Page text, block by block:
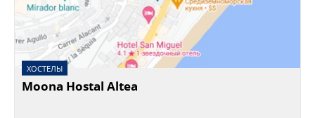
ХОСТЕЛЫ
Moona Hostal Altea